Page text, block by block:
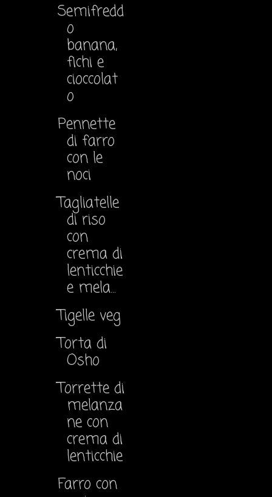
Semifredd
o
banana,
fichi e
cioccolat
o
Pennette
di farro
con le
noci
Tagliatelle
di riso
con
crema di
lenticchie
e mela...
Tigelle veg
Torta di
Osho
Torrette di
melanza
ne con
crema di
lenticchie
Farro con